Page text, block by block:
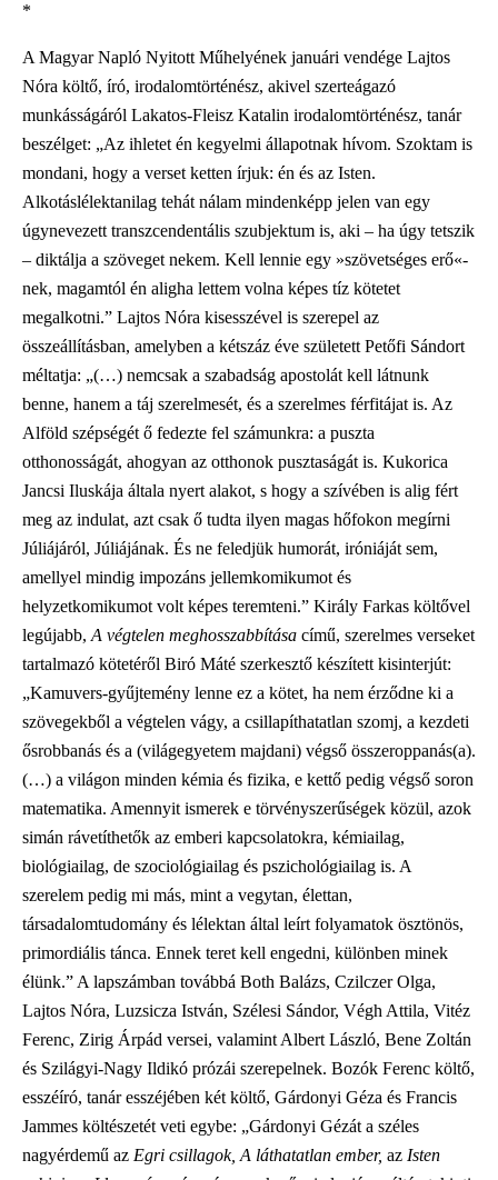
*
A Magyar Napló Nyitott Műhelyének januári vendége Lajtos
Nóra költő, író, irodalomtörténész, akivel szerteágazó
munkásságáról Lakatos-Fleisz Katalin irodalomtörténész, tanár
beszélget: „Az ihletet én kegyelmi állapotnak hívom. Szoktam is
mondani, hogy a verset ketten írjuk: én és az Isten.
Alkotáslélektanilag tehát nálam mindenképp jelen van egy
úgynevezett transzcendentális szubjektum is, aki – ha úgy tetszik
– diktálja a szöveget nekem. Kell lennie egy »szövetséges erő«-
nek, magamtól én aligha lettem volna képes tíz kötetet
megalkotni.” Lajtos Nóra kisesszével is szerepel az
összeállításban, amelyben a kétszáz éve született Petőfi Sándort
méltatja: „(…) nemcsak a szabadság apostolát kell látnunk
benne, hanem a táj szerelmesét, és a szerelmes férfitájat is. Az
Alföld szépségét ő fedezte fel számunkra: a puszta
otthonosságát, ahogyan az otthonok pusztaságát is. Kukorica
Jancsi Iluskája általa nyert alakot, s hogy a szívében is alig fért
meg az indulat, azt csak ő tudta ilyen magas hőfokon megírni
Júliájáról, Júliájának. És ne feledjük humorát, iróniáját sem,
amellyel mindig impozáns jellemkomikumot és
helyzetkomikumot volt képes teremteni.” Király Farkas költővel
legújabb, A végtelen meghosszabbítása című, szerelmes verseket
tartalmazó kötetéről Biró Máté szerkesztő készített kisinterjút:
„Kamuvers-gyűjtemény lenne ez a kötet, ha nem érződne ki a
szövegekből a végtelen vágy, a csillapíthatatlan szomj, a kezdeti
ősrobbanás és a (világegyetem majdani) végső összeroppanás(a).
(…) a világon minden kémia és fizika, e kettő pedig végső soron
matematika. Amennyit ismerek e törvényszerűségek közül, azok
simán rávetíthetők az emberi kapcsolatokra, kémiailag,
biológiailag, de szociológiailag és pszichológiailag is. A
szerelem pedig mi más, mint a vegytan, élettan,
társadalomtudomány és lélektan által leírt folyamatok ösztönös,
primordiális tánca. Ennek teret kell engedni, különben minek
élünk.” A lapszámban továbbá Both Balázs, Czilczer Olga,
Lajtos Nóra, Luzsicza István, Szélesi Sándor, Végh Attila, Vitéz
Ferenc, Zirig Árpád versei, valamint Albert László, Bene Zoltán
és Szilágyi-Nagy Ildikó prózái szerepelnek. Bozók Ferenc költő,
esszéíró, tanár esszéjében két költő, Gárdonyi Géza és Francis
Jammes költészetét veti egybe: „Gárdonyi Gézát a széles
nagyérdemű az Egri csillagok, A láthatatlan ember, az Isten